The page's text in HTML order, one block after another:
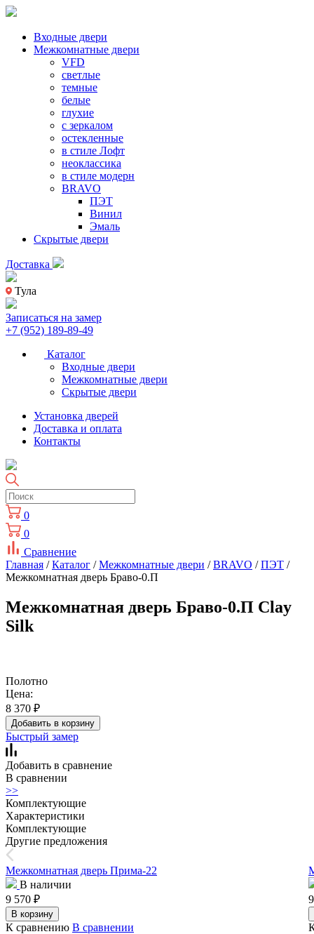
Входные двери
Межкомнатные двери
VFD
светлые
темные
белые
глухие
с зеркалом
остекленные
в стиле Лофт
неоклассика
в стиле модерн
BRAVO
ПЭТ
Винил
Эмаль
Скрытые двери
Доставка
Тула
Записаться на замер
+7 (952) 189-89-49
Каталог
Входные двери
Межкомнатные двери
Скрытые двери
Установка дверей
Доставка и оплата
Контакты
0
0
Сравнение
Главная /Каталог /Межкомнатные двери /BRAVO /ПЭТ /
Межкомнатная дверь Браво-0.П
Межкомнатная дверь Браво-0.П Clay
Silk
Полотно
Цена:
8 370 ₽
Добавить в корзину
Быстрый замер
Добавить в сравнение
В сравнении
>>
Комплектующие
Характеристики
Комплектующие
Другие предложения
Межкомнатная дверь Прима-22
В наличии
9 570 ₽
В корзину
К сравнению В сравнении